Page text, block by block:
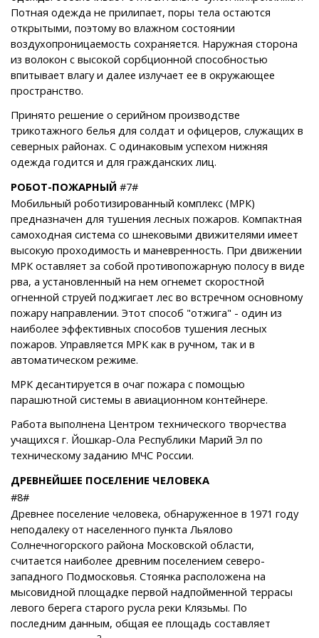
Потная одежда не прилипает, поры тела остаются
открытыми, поэтому во влажном состоянии
воздухопроницаемость сохраняется. Наружная сторона
из волокон с высокой сорбционной способностью
впитывает влагу и далее излучает ее в окружающее
пространство.
Принято решение о серийном производстве
трикотажного белья для солдат и офицеров, служащих в
северных районах. С одинаковым успехом нижняя
одежда годится и для гражданских лиц.
РОБОТ-ПОЖАРНЫЙ #7#
Мобильный роботизированный комплекс (МРК)
предназначен для тушения лесных пожаров. Компактная
самоходная система со шнековыми движителями имеет
высокую проходимость и маневренность. При движении
МРК оставляет за собой противопожарную полосу в виде
рва, а установленный на нем огнемет скоростной
огненной струей поджигает лес во встречном основному
пожару направлении. Этот способ "отжига" - один из
наиболее эффективных способов тушения лесных
пожаров. Управляется МРК как в ручном, так и в
автоматическом режиме.
МРК десантируется в очаг пожара с помощью
парашютной системы в авиационном контейнере.
Работа выполнена Центром технического творчества
учащихся г. Йошкар-Ола Республики Марий Эл по
техническому заданию МЧС России.
ДРЕВНЕЙШЕЕ ПОСЕЛЕНИЕ ЧЕЛОВЕКА
#8#
Древнее поселение человека, обнаруженное в 1971 году
неподалеку от населенного пункта Льялово
Солнечногорского района Московской области,
считается наиболее древним поселением северо-
западного Подмосковья. Стоянка расположена на
мысовидной площадке первой надпойменной террасы
левого берега старого русла реки Клязьмы. По
последним данным, общая ее площадь составляет